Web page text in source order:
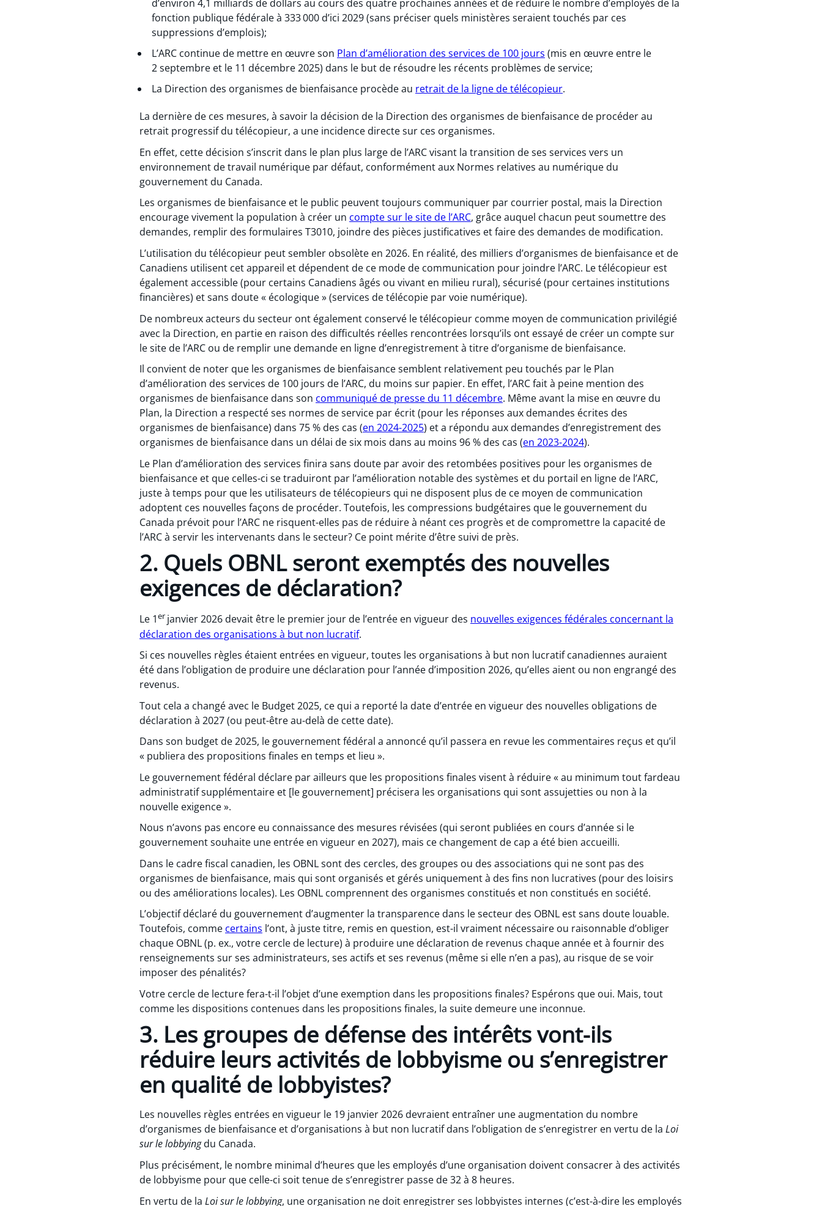
d’environ 4,1 milliards de dollars au cours des quatre prochaines années et de réduire le nombre d’employés de la
fonction publique fédérale à 333 000 d’ici 2029 (sans préciser quels ministères seraient touchés par ces
suppressions d’emplois);
L’ARC continue de mettre en œuvre son Plan d’amélioration des services de 100 jours (mis en œuvre entre le
2 septembre et le 11 décembre 2025) dans le but de résoudre les récents problèmes de service;
La Direction des organismes de bienfaisance procède au retrait de la ligne de télécopieur.
La dernière de ces mesures, à savoir la décision de la Direction des organismes de bienfaisance de procéder au
retrait progressif du télécopieur, a une incidence directe sur ces organismes.
En effet, cette décision s’inscrit dans le plan plus large de l’ARC visant la transition de ses services vers un
environnement de travail numérique par défaut, conformément aux Normes relatives au numérique du
gouvernement du Canada.
Les organismes de bienfaisance et le public peuvent toujours communiquer par courrier postal, mais la Direction
encourage vivement la population à créer un compte sur le site de l’ARC, grâce auquel chacun peut soumettre des
demandes, remplir des formulaires T3010, joindre des pièces justificatives et faire des demandes de modification.
L’utilisation du télécopieur peut sembler obsolète en 2026. En réalité, des milliers d’organismes de bienfaisance et de
Canadiens utilisent cet appareil et dépendent de ce mode de communication pour joindre l’ARC. Le télécopieur est
également accessible (pour certains Canadiens âgés ou vivant en milieu rural), sécurisé (pour certaines institutions
financières) et sans doute « écologique » (services de télécopie par voie numérique).
De nombreux acteurs du secteur ont également conservé le télécopieur comme moyen de communication privilégié
avec la Direction, en partie en raison des difficultés réelles rencontrées lorsqu’ils ont essayé de créer un compte sur
le site de l’ARC ou de remplir une demande en ligne d’enregistrement à titre d’organisme de bienfaisance.
Il convient de noter que les organismes de bienfaisance semblent relativement peu touchés par le Plan
d’amélioration des services de 100 jours de l’ARC, du moins sur papier. En effet, l’ARC fait à peine mention des
organismes de bienfaisance dans son communiqué de presse du 11 décembre. Même avant la mise en œuvre du
Plan, la Direction a respecté ses normes de service par écrit (pour les réponses aux demandes écrites des
organismes de bienfaisance) dans 75 % des cas (en 2024-2025) et a répondu aux demandes d’enregistrement des
organismes de bienfaisance dans un délai de six mois dans au moins 96 % des cas (en 2023-2024).
Le Plan d’amélioration des services finira sans doute par avoir des retombées positives pour les organismes de
bienfaisance et que celles-ci se traduiront par l’amélioration notable des systèmes et du portail en ligne de l’ARC,
juste à temps pour que les utilisateurs de télécopieurs qui ne disposent plus de ce moyen de communication
adoptent ces nouvelles façons de procéder. Toutefois, les compressions budgétaires que le gouvernement du
Canada prévoit pour l’ARC ne risquent-elles pas de réduire à néant ces progrès et de compromettre la capacité de
l’ARC à servir les intervenants dans le secteur? Ce point mérite d’être suivi de près.
2. Quels OBNL seront exemptés des nouvelles
exigences de déclaration?
Le 1er janvier 2026 devait être le premier jour de l’entrée en vigueur des nouvelles exigences fédérales concernant la
déclaration des organisations à but non lucratif.
Si ces nouvelles règles étaient entrées en vigueur, toutes les organisations à but non lucratif canadiennes auraient
été dans l’obligation de produire une déclaration pour l’année d’imposition 2026, qu’elles aient ou non engrangé des
revenus.
Tout cela a changé avec le Budget 2025, ce qui a reporté la date d’entrée en vigueur des nouvelles obligations de
déclaration à 2027 (ou peut-être au-delà de cette date).
Dans son budget de 2025, le gouvernement fédéral a annoncé qu’il passera en revue les commentaires reçus et qu’il
« publiera des propositions finales en temps et lieu ».
Le gouvernement fédéral déclare par ailleurs que les propositions finales visent à réduire « au minimum tout fardeau
administratif supplémentaire et [le gouvernement] précisera les organisations qui sont assujetties ou non à la
nouvelle exigence ».
Nous n’avons pas encore eu connaissance des mesures révisées (qui seront publiées en cours d’année si le
gouvernement souhaite une entrée en vigueur en 2027), mais ce changement de cap a été bien accueilli.
Dans le cadre fiscal canadien, les OBNL sont des cercles, des groupes ou des associations qui ne sont pas des
organismes de bienfaisance, mais qui sont organisés et gérés uniquement à des fins non lucratives (pour des loisirs
ou des améliorations locales). Les OBNL comprennent des organismes constitués et non constitués en société.
L’objectif déclaré du gouvernement d’augmenter la transparence dans le secteur des OBNL est sans doute louable.
Toutefois, comme certains l’ont, à juste titre, remis en question, est-il vraiment nécessaire ou raisonnable d’obliger
chaque OBNL (p. ex., votre cercle de lecture) à produire une déclaration de revenus chaque année et à fournir des
renseignements sur ses administrateurs, ses actifs et ses revenus (même si elle n’en a pas), au risque de se voir
imposer des pénalités?
Votre cercle de lecture fera-t-il l’objet d’une exemption dans les propositions finales? Espérons que oui. Mais, tout
comme les dispositions contenues dans les propositions finales, la suite demeure une inconnue.
3. Les groupes de défense des intérêts vont-ils
réduire leurs activités de lobbyisme ou s’enregistrer
en qualité de lobbyistes?
Les nouvelles règles entrées en vigueur le 19 janvier 2026 devraient entraîner une augmentation du nombre
d’organismes de bienfaisance et d’organisations à but non lucratif dans l’obligation de s’enregistrer en vertu de la Loi
sur le lobbyingdu Canada.
Plus précisément, le nombre minimal d’heures que les employés d’une organisation doivent consacrer à des activités
de lobbyisme pour que celle-ci soit tenue de s’enregistrer passe de 32 à 8 heures.
En vertu de la Loi sur le lobbying, une organisation ne doit enregistrer ses lobbyistes internes (c’est-à-dire les employés